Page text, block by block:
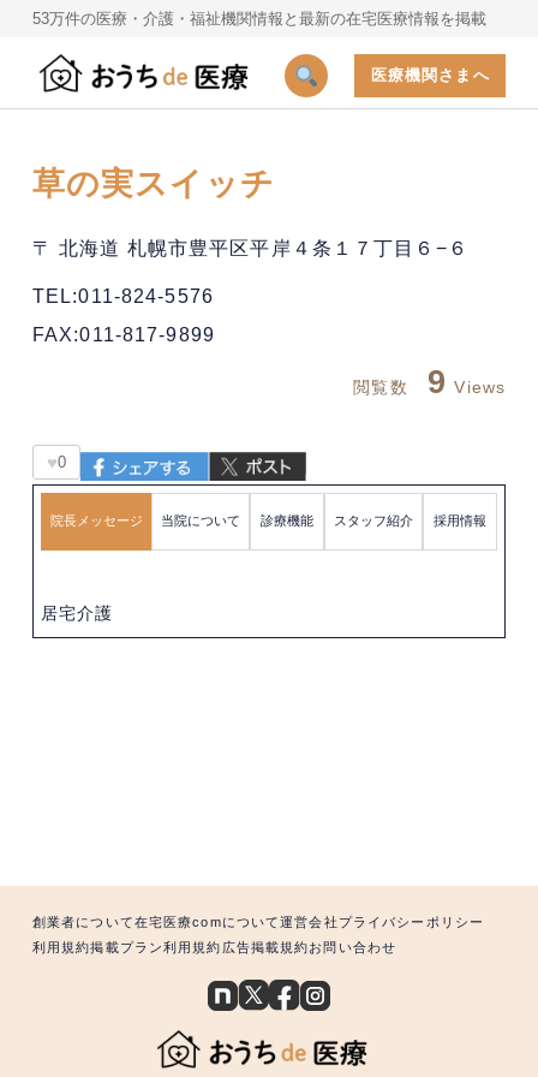
53万件の医療・介護・福祉機関情報と最新の在宅医療情報を掲載
医療機関さまへ
草の実スイッチ
〒 北海道 札幌市豊平区平岸４条１７丁目６−６
TEL:011-824-5576
FAX:011-817-9899
閲覧数 9 Views
♥0
院長メッセージ 当院について 診療機能 スタッフ紹介 採用情報
居宅介護
創業者について在宅医療comについて運営会社 プライバシーポリシー
利用規約掲載プラン利用規約 広告掲載規約お問い合わせ